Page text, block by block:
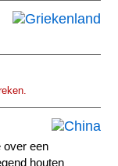
over een
houten